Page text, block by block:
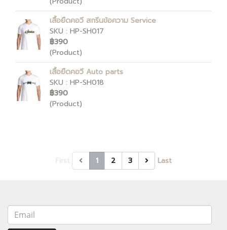
เสื้อยืดคอวี สกรีนข้อความ Service
SKU : HP-SH017
฿390
(Product)
เสื้อยืดคอวี Auto parts
SKU : HP-SH018
฿390
(Product)
1 2 3 Last